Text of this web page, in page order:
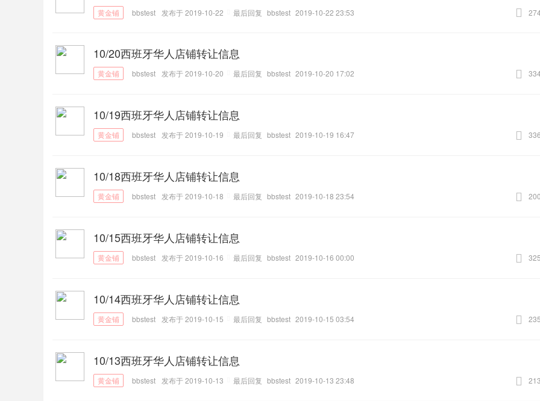
bbstest 发布于 2019-10-22 最后回复 bbstest 2019-10-22 23:53
10/20西班牙华人店铺转让信息
bbstest 发布于 2019-10-20 最后回复 bbstest 2019-10-20 17:02
10/19西班牙华人店铺转让信息
bbstest 发布于 2019-10-19 最后回复 bbstest 2019-10-19 16:47
10/18西班牙华人店铺转让信息
bbstest 发布于 2019-10-18 最后回复 bbstest 2019-10-18 23:54
10/15西班牙华人店铺转让信息
bbstest 发布于 2019-10-16 最后回复 bbstest 2019-10-16 00:00
10/14西班牙华人店铺转让信息
bbstest 发布于 2019-10-15 最后回复 bbstest 2019-10-15 03:54
10/13西班牙华人店铺转让信息
bbstest 发布于 2019-10-13 最后回复 bbstest 2019-10-13 23:48